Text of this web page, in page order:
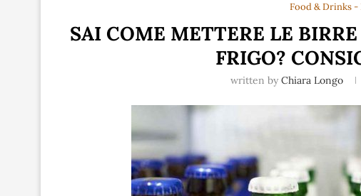
Food & Drinks -
SAI COME METTERE LE
FRIGO?
written byChiara Longo